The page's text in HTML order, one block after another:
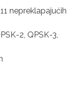
nepreklapajućih
2, QPSK-3,